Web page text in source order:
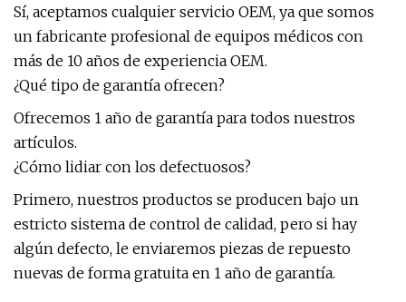
Sí, aceptamos cualquier servicio OEM, ya que somos
un fabricante profesional de equipos médicos con
más de 10 años de experiencia OEM.
¿Qué tipo de garantía ofrecen?
Ofrecemos 1 año de garantía para todos nuestros
artículos.
¿Cómo lidiar con los defectuosos?
Primero, nuestros productos se producen bajo un
estricto sistema de control de calidad, pero si hay
algún defecto, le enviaremos piezas de repuesto
nuevas de forma gratuita en 1 año de garantía.